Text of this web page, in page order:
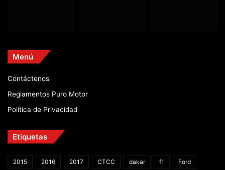
Menú
Contáctenos
Reglamentos Puro Motor
Política de Privacidad
Etiquetas
2015 2016 2017 CTCC dakar f1 Ford